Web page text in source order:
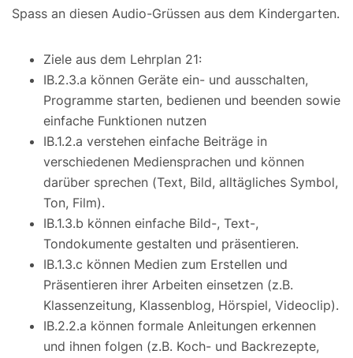
Spass an diesen Audio-Grüssen aus dem Kindergarten.
Ziele aus dem Lehrplan 21:
IB.2.3.a können Geräte ein- und ausschalten,
Programme starten, bedienen und beenden sowie
einfache Funktionen nutzen
IB.1.2.a verstehen einfache Beiträge in
verschiedenen Mediensprachen und können
darüber sprechen (Text, Bild, alltägliches Symbol,
Ton, Film).
IB.1.3.b können einfache Bild-, Text-,
Tondokumente gestalten und präsentieren.
IB.1.3.c können Medien zum Erstellen und
Präsentieren ihrer Arbeiten einsetzen (z.B.
Klassenzeitung, Klassenblog, Hörspiel, Videoclip).
IB.2.2.a können formale Anleitungen erkennen
und ihnen folgen (z.B. Koch- und Backrezepte,